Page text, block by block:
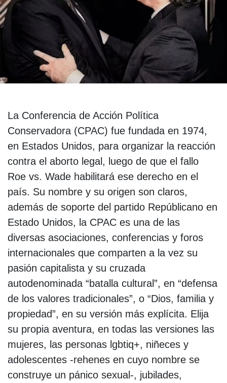
La Conferencia de Acción Política
Conservadora (CPAC) fue fundada en 1974,
en Estados Unidos, para organizar la reacción
contra el aborto legal, luego de que el fallo
Roe vs. Wade habilitará ese derecho en el
país. Su nombre y su origen son claros,
además de soporte del partido Repúblicano en
Estado Unidos, la CPAC es una de las
diversas asociaciones, conferencias y foros
internacionales que comparten a la vez su
pasión capitalista y su cruzada
autodenominada “batalla cultural”, en “defensa
de los valores tradicionales”, o “Dios, familia y
propiedad”, en su versión más explícita. Elija
su propia aventura, en todas las versiones las
mujeres, las personas lgbtiq+, niñeces y
adolescentes -rehenes en cuyo nombre se
construye un pánico sexual-, jubilades,